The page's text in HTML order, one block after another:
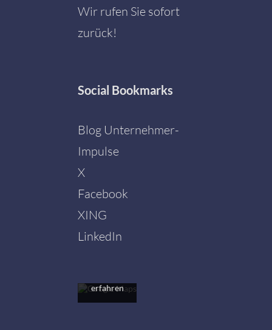
Wir rufen Sie sofort
zurück!
Social Bookmarks
Blog Unternehmer-
Impulse
X
Facebook
XING
LinkedIn
Mit dem
Karte
Sie die
erfahren